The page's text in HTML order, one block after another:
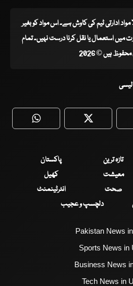
مواد ادارتی ٹیم کی کاوش ہے۔ اس مواد کو بغیر
استعمال یا نقل کرنا درست نہیں۔ تمام
ہیں © 2026
WhatsApp Twitter
تازہ ترین
پاکستان
معیشت
کھیل
صحت
انٹرٹینمنٹ
دلچسپ و عجیب
Pakistan News
Sports News in
Business News
Tech News in